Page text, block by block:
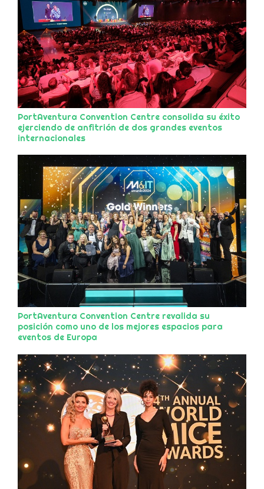
PortAventura Convention Centre consolida su éxito
ejerciendo de anfitrión de dos grandes eventos
internacionales
PortAventura Convention Centre revalida su
posición como uno de los mejores espacios para
eventos de Europa